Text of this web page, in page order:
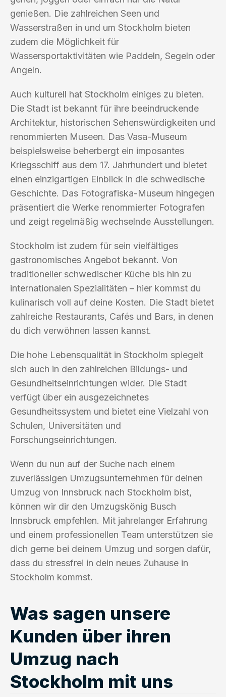
genießen. Die zahlreichen Seen und
Wasserstraßen in und um Stockholm bieten
zudem die Möglichkeit für
Wassersportaktivitäten wie Paddeln, Segeln oder
Angeln.
Auch kulturell hat Stockholm einiges zu bieten.
Die Stadt ist bekannt für ihre beeindruckende
Architektur, historischen Sehenswürdigkeiten und
renommierten Museen. Das Vasa-Museum
beispielsweise beherbergt ein imposantes
Kriegsschiff aus dem 17. Jahrhundert und bietet
einen einzigartigen Einblick in die schwedische
Geschichte. Das Fotografiska-Museum hingegen
präsentiert die Werke renommierter Fotografen
und zeigt regelmäßig wechselnde Ausstellungen.
Stockholm ist zudem für sein vielfältiges
gastronomisches Angebot bekannt. Von
traditioneller schwedischer Küche bis hin zu
internationalen Spezialitäten – hier kommst du
kulinarisch voll auf deine Kosten. Die Stadt bietet
zahlreiche Restaurants, Cafés und Bars, in denen
du dich verwöhnen lassen kannst.
Die hohe Lebensqualität in Stockholm spiegelt
sich auch in den zahlreichen Bildungs- und
Gesundheitseinrichtungen wider. Die Stadt
verfügt über ein ausgezeichnetes
Gesundheitssystem und bietet eine Vielzahl von
Schulen, Universitäten und
Forschungseinrichtungen.
Wenn du nun auf der Suche nach einem
zuverlässigen Umzugsunternehmen für deinen
Umzug von Innsbruck nach Stockholm bist,
können wir dir den Umzugskönig Busch
Innsbruck empfehlen. Mit jahrelanger Erfahrung
und einem professionellen Team unterstützen sie
dich gerne bei deinem Umzug und sorgen dafür,
dass du stressfrei in dein neues Zuhause in
Stockholm kommst.
Was sagen unsere
Kunden über ihren
Umzug nach
Stockholm mit uns